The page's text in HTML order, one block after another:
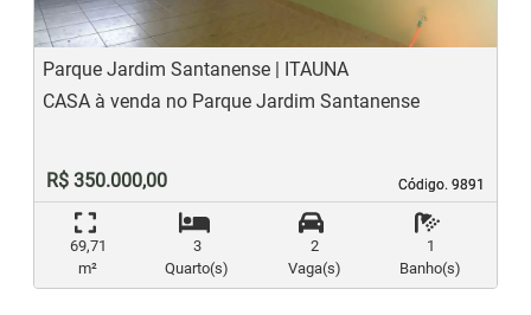
Parque Jardim Santanense | ITAUNA
Código. 9891
Código. 9891
CASA à venda no Parque Jardim Santanense
R$ 350.000,00
69,71
m²
3
Quarto(s)
2
Vaga(s)
1
Banho(s)